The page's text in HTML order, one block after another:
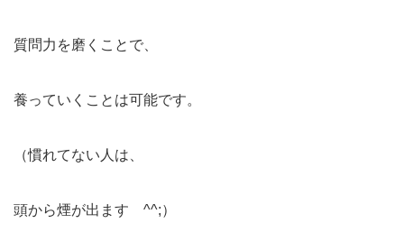
質問力を磨くことで、
養っていくことは可能です。
（慣れてない人は、
頭から煙が出ます ^^;）